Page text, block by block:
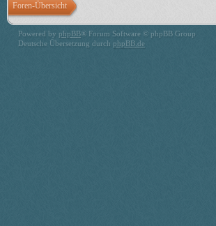
Foren-Übersicht
Powered by phpBB® Forum Software © phpBB Group
Deutsche Übersetzung durch phpBB.de